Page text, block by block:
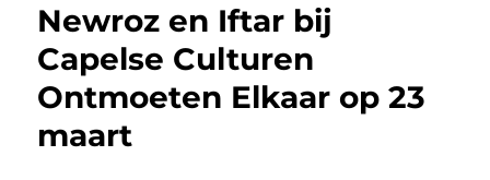
Newroz en Iftar bij
Capelse Culturen
Ontmoeten Elkaar op 23
maart